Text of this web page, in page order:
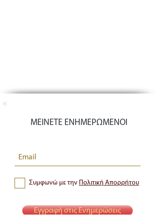
ΜΕΙΝΕΤΕ ΕΝΗΜΕΡΩΜΕΝΟΙ
Συμφωνώ με την Πολιτική Απορρήτου
Εγγραφή στις Ενημερώσεις